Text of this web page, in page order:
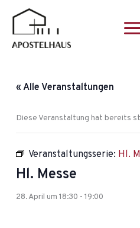
springen
« Alle Veranstaltungen
Diese Veranstaltung hat bereits
Veranstaltungsserie: Hl.
Hl. Messe
28. April um 18:30 -19:00